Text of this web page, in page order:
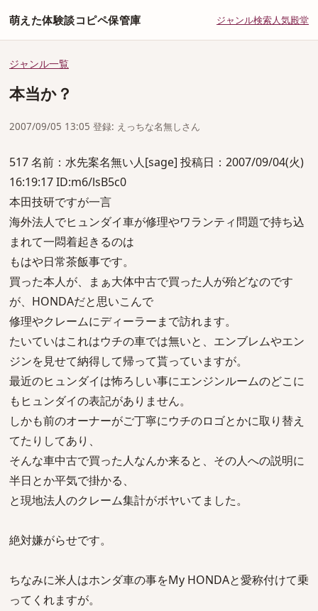
萌えた体験談コピペ保管庫 ジャンル検索人気殿堂
ジャンル一覧
本当か？
2007/09/05 13:05 登録: えっちな名無しさん
517 名前：水先案名無い人[sage] 投稿日：2007/09/04(火)
16:19:17 ID:m6/lsB5c0
本田技研ですが一言
海外法人でヒュンダイ車が修理やワランティ問題で持ち込
まれて一悶着起きるのは
もはや日常茶飯事です。
買った本人が、まぁ大体中古で買った人が殆どなのです
が、HONDAだと思いこんで
修理やクレームにディーラーまで訪れます。
たいていはこれはウチの車では無いと、エンブレムやエン
ジンを見せて納得して帰って貰っていますが。
最近のヒュンダイは怖ろしい事にエンジンルームのどこに
もヒュンダイの表記がありません。
しかも前のオーナーがご丁寧にウチのロゴとかに取り替え
てたりしてあり、
そんな車中古で買った人なんか来ると、その人への説明に
半日とか平気で掛かる、
と現地法人のクレーム集計がボヤいてました。
絶対嫌がらせです。
ちなみに米人はホンダ車の事をMy HONDAと愛称付けて乗
ってくれますが。